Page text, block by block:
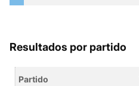
Resultados por partido
Partido